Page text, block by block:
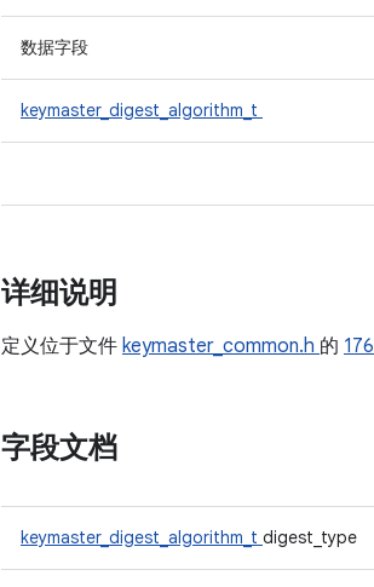
数据字段
keymaster_digest_algorithm_t
详细说明
定义位于文件 keymaster_common.h 的 176
字段文档
keymaster_digest_algorithm_t digest_type